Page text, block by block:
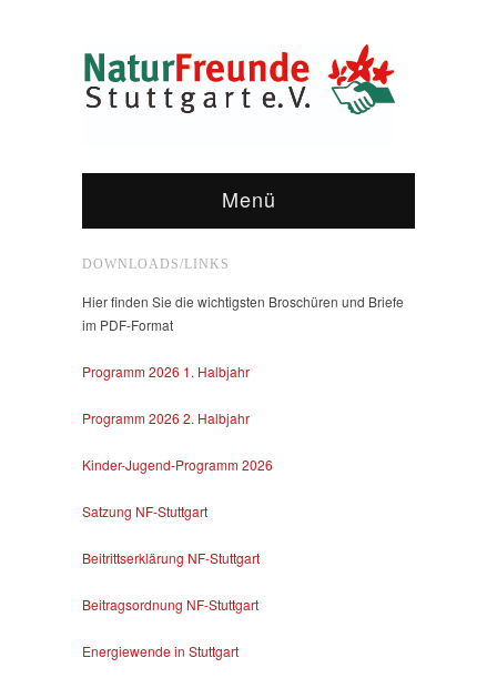
Menü
DOWNLOADS/LINKS
Hier finden Sie die wichtigsten Broschüren und Briefe
im PDF-Format
Programm 2026 1. Halbjahr
Programm 2026 2. Halbjahr
Kinder-Jugend-Programm 2026
Satzung NF-Stuttgart
Beitrittserklärung NF-Stuttgart
Beitragsordnung NF-Stuttgart
Energiewende in Stuttgart